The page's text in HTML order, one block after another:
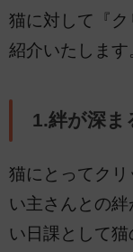
猫に対して『
紹介いたします
1.絆が深ま
猫にとってク
い主さんとの
い日課として